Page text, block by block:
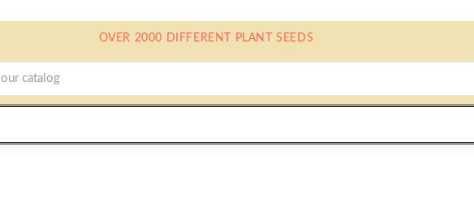
OVER 2000 DIFFERENT PLANT SEEDS